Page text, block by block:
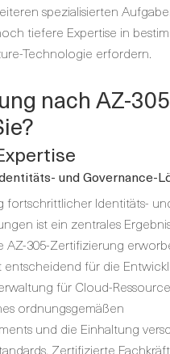
spezialisierten
tiefere Expertise in
Technologie erfordern.
nach AZ-
und Governance-
fortschrittlicher Identitäts-
ist ein zentrales
AZ-305-Zertifizierung
entscheidend für die
für Cloud-
ordnungsgemäßen
und die Einhaltung
Zertifizierte